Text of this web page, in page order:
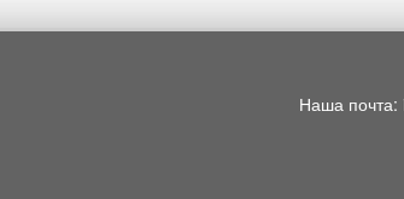
Наша почта: